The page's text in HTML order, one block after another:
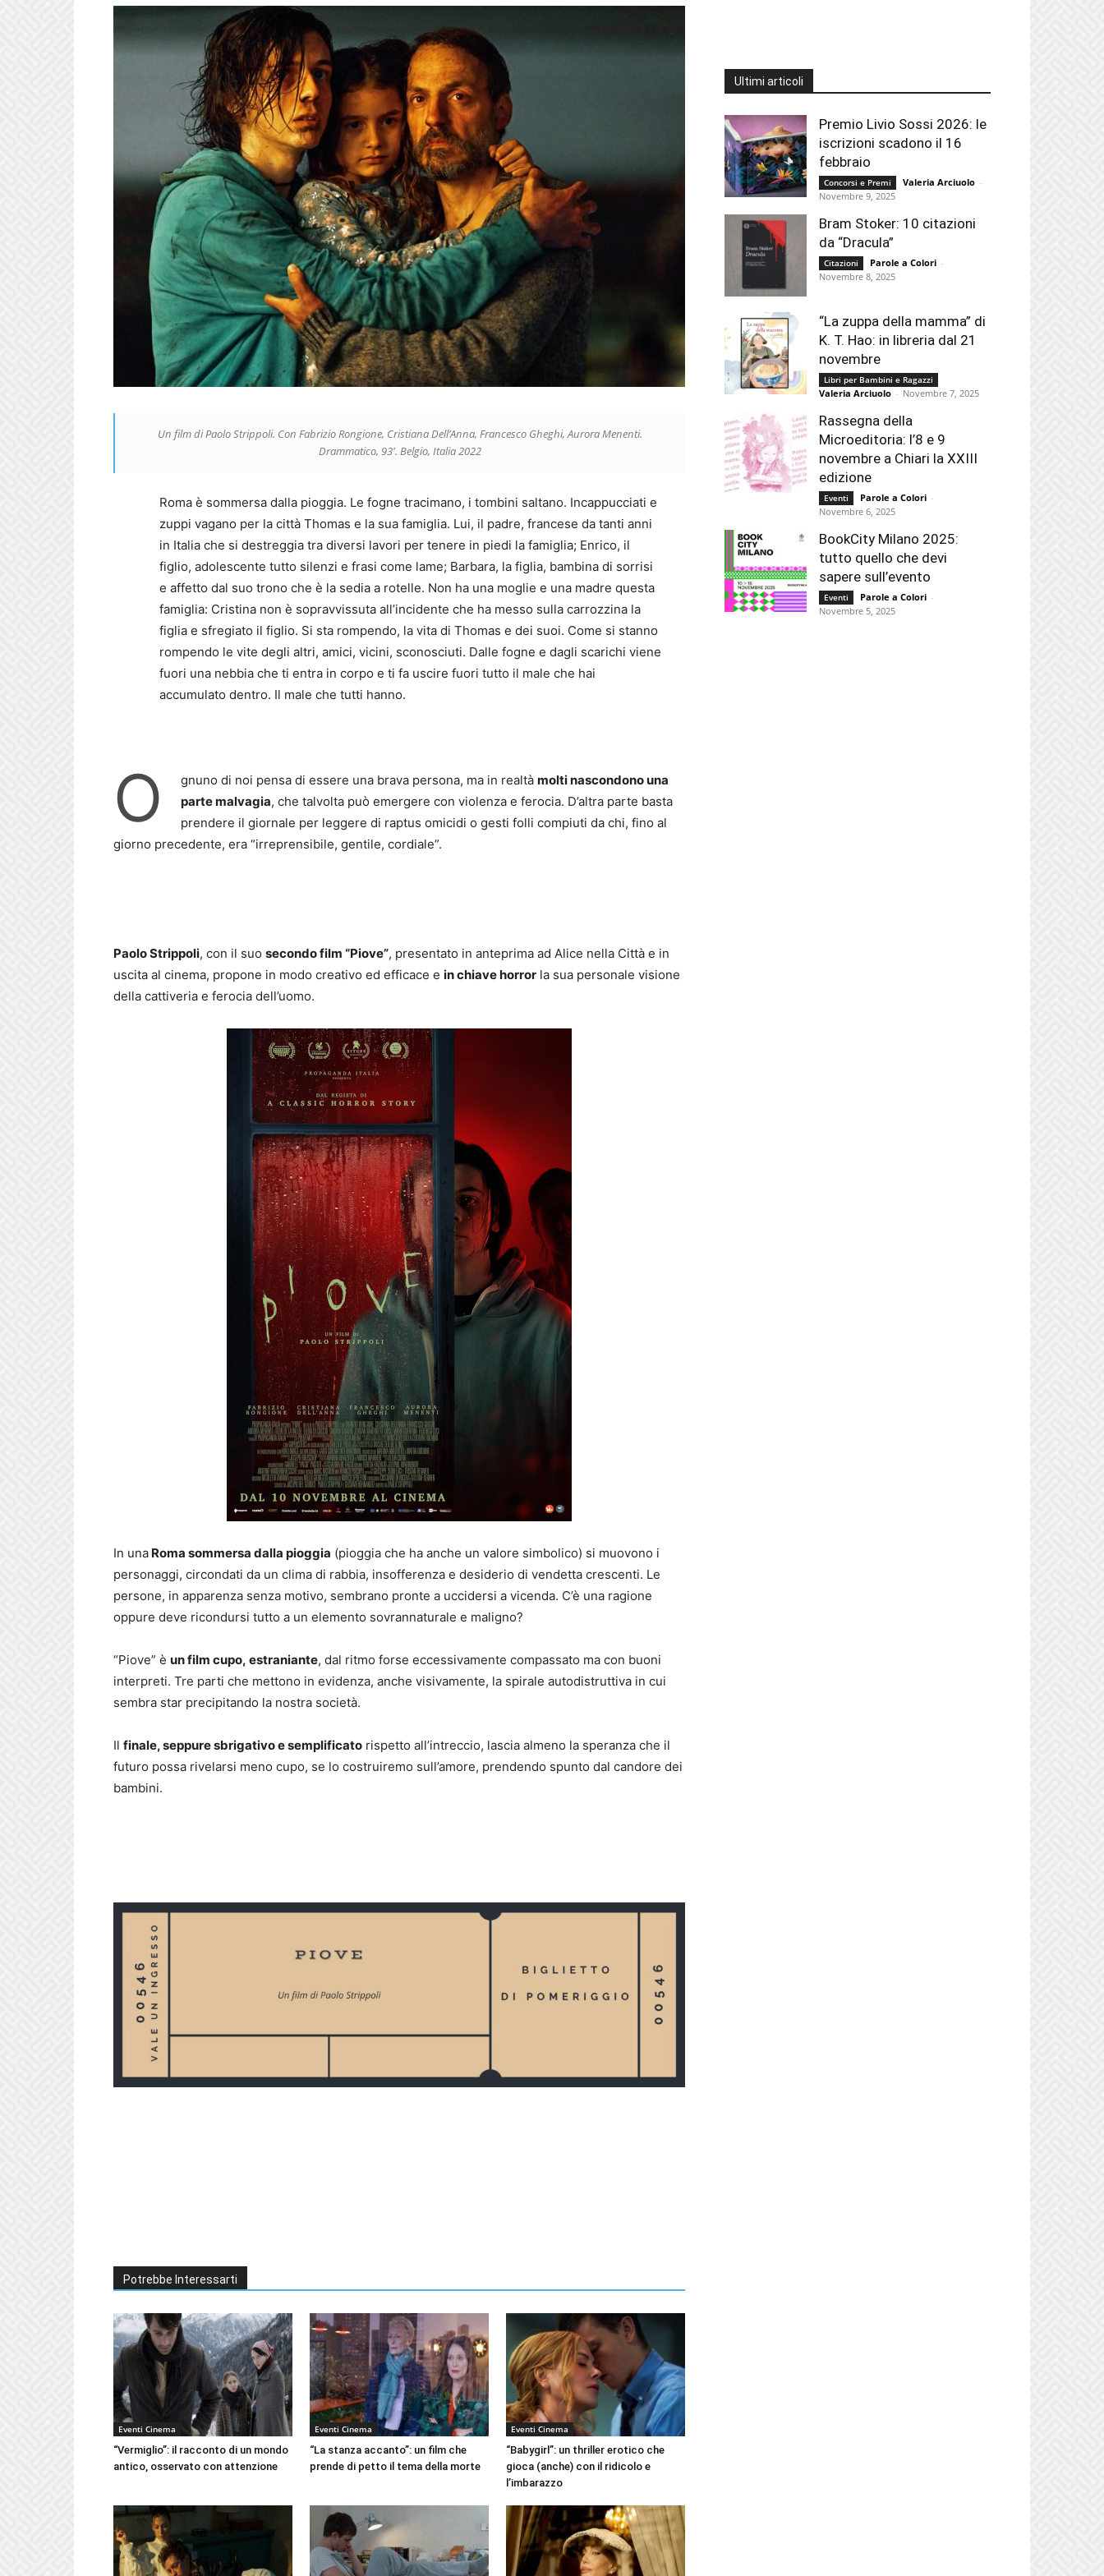
Un film di Paolo Strippoli. Con Fabrizio Rongione, Cristiana Dell’Anna, Francesco Gheghi, Aurora Menenti.
Drammatico, 93′. Belgio, Italia 2022
Roma è sommersa dalla pioggia. Le fogne tracimano, i tombini saltano. Incappucciati e
zuppi vagano per la città Thomas e la sua famiglia. Lui, il padre, francese da tanti anni
in Italia che si destreggia tra diversi lavori per tenere in piedi la famiglia; Enrico, il
figlio, adolescente tutto silenzi e frasi come lame; Barbara, la figlia, bambina di sorrisi
e affetto dal suo trono che è la sedia a rotelle. Non ha una moglie e una madre questa
famiglia: Cristina non è sopravvissuta all’incidente che ha messo sulla carrozzina la
figlia e sfregiato il figlio. Si sta rompendo, la vita di Thomas e dei suoi. Come si stanno
rompendo le vite degli altri, amici, vicini, sconosciuti. Dalle fogne e dagli scarichi viene
fuori una nebbia che ti entra in corpo e ti fa uscire fuori tutto il male che hai
accumulato dentro. Il male che tutti hanno.
O gnuno di noi pensa di essere una brava persona, ma in realtà molti nascondono una
parte malvagia, che talvolta può emergere con violenza e ferocia. D’altra parte basta
prendere il giornale per leggere di raptus omicidi o gesti folli compiuti da chi, fino al
giorno precedente, era “irreprensibile, gentile, cordiale”.
Paolo Strippoli, con il suo secondo film “Piove”, presentato in anteprima ad Alice nella Città e in
uscita al cinema, propone in modo creativo ed efficace e in chiave horror la sua personale visione
della cattiveria e ferocia dell’uomo.
In una Roma sommersa dalla pioggia (pioggia che ha anche un valore simbolico) si muovono i
personaggi, circondati da un clima di rabbia, insofferenza e desiderio di vendetta crescenti. Le
persone, in apparenza senza motivo, sembrano pronte a uccidersi a vicenda. C’è una ragione
oppure deve ricondursi tutto a un elemento sovrannaturale e maligno?
“Piove” è un film cupo, estraniante, dal ritmo forse eccessivamente compassato ma con buoni
interpreti. Tre parti che mettono in evidenza, anche visivamente, la spirale autodistruttiva in cui
sembra star precipitando la nostra società.
Il finale, seppure sbrigativo e semplificato rispetto all’intreccio, lascia almeno la speranza che il
futuro possa rivelarsi meno cupo, se lo costruiremo sull’amore, prendendo spunto dal candore dei
bambini.
Potrebbe Interessarti
Eventi Cinema
“Vermiglio”: il racconto di un mondo
antico, osservato con attenzione
Eventi Cinema
“La stanza accanto”: un film che
prende di petto il tema della morte
Eventi Cinema
“Babygirl”: un thriller erotico che
gioca (anche) con il ridicolo e
l’imbarazzo
Ultimi articoli
Premio Livio Sossi 2026: le
iscrizioni scadono il 16
febbraio
Concorsi e Premi Valeria Arciuolo -
Novembre 9, 2025
Bram Stoker: 10 citazioni
da “Dracula”
Citazioni Parole a Colori -
Novembre 8, 2025
“La zuppa della mamma” di
K. T. Hao: in libreria dal 21
novembre
Libri per Bambini e Ragazzi
Valeria Arciuolo - Novembre 7, 2025
Rassegna della
Microeditoria: l’8 e 9
novembre a Chiari la XXIII
edizione
Eventi Parole a Colori -
Novembre 6, 2025
BookCity Milano 2025:
tutto quello che devi
sapere sull’evento
Eventi Parole a Colori -
Novembre 5, 2025